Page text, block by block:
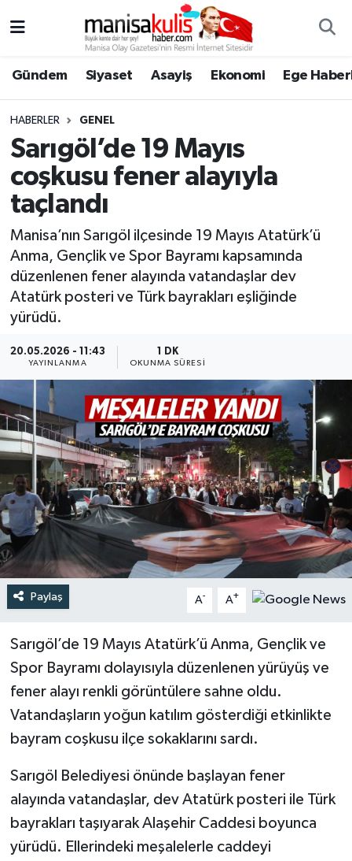
Gündem Siyaset Asayiş Ekonomi Ege
HABERLER GENEL
Sarıgöl’de 19 Mayıs
coşkusu fener alayıyla
taçlandı
Manisa’nın Sarıgöl ilçesinde 19 Mayıs Atatürk’ü
Anma, Gençlik ve Spor Bayramı kapsamında
düzenlenen fener alayında vatandaşlar dev
Atatürk posteri ve Türk bayrakları eşliğinde
yürüdü.
20.05.2026 - 11:43
YAYINLANMA
1 DK
OKUNMA SÜRESI
Paylaş A- A+
Sarıgöl’de 19 Mayıs Atatürk’ü Anma, Gençlik ve
Spor Bayramı dolayısıyla düzenlenen yürüyüş ve
fener alayı renkli görüntülere sahne oldu.
Vatandaşların yoğun katılım gösterdiği etkinlikte
bayram coşkusu ilçe sokaklarını sardı.
Sarıgöl Belediyesi önünde başlayan fener
alayında vatandaşlar, dev Atatürk posteri ile Türk
bayrakları taşıyarak Alaşehir Caddesi boyunca
yürüdü. Ellerindeki meşalelerle caddeyi
Ege Haberleri
Ekonomi
Genel
Gündem
Resmi İlan
Siyaset
Türkiye
Yaşam
Yunusemre Hava Durumu
Yunusemre Trafik Yoğunluk Haritası
Süper Lig Puan Durumu ve Fikstür
Tüm Manşetler
Son Dakika Haberleri
Haber Arşivi